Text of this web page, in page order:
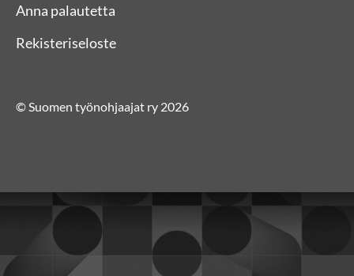
Anna palautetta
Rekisteriseloste
© Suomen työnohjaajat ry 2026